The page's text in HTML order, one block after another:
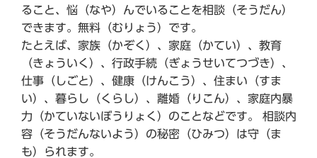
ること、悩（なや）んでいることを相談（そうだん）
できます。無料（むりょう）です。
たとえば、家族（かぞく）、家庭（かてい）、教育
（きょういく）、行政手続（ぎょうせいてつづき）、
仕事（しごと）、健康（けんこう）、住まい（すま
い）、暮らし（くらし）、離婚（りこん）、家庭内暴
力（かていないぼうりょく）のことなどです。 相談内
容（そうだんないよう）の秘密（ひみつ）は守（ま
も）られます。